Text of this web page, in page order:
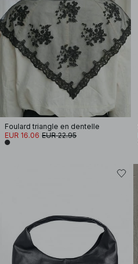
Foulard triangle en dentelle
EUR 16.06 EUR 22.95